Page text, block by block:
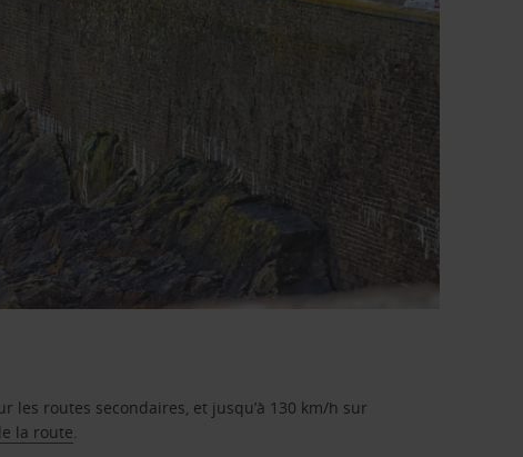
les routes secondaires, et jusqu’à 130 km/h sur
la route